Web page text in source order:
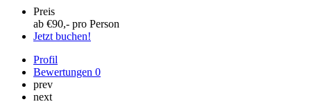
Preis
ab €90,- pro Person
Jetzt buchen!
Profil
Bewertungen 0
prev
next